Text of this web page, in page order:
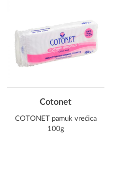
Cotonet
COTONET pamuk vrećica
100g